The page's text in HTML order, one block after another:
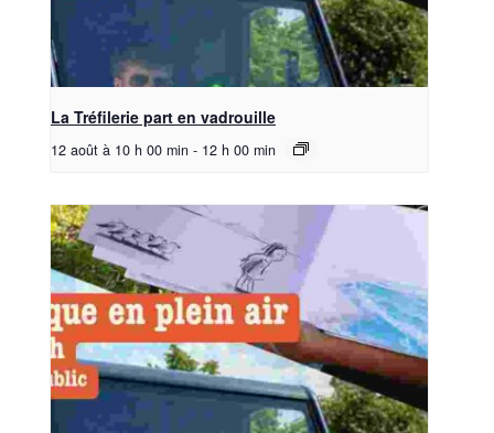
La Tréfilerie part en vadrouille
12 août à 10 h 00 min - 12 h 00 min